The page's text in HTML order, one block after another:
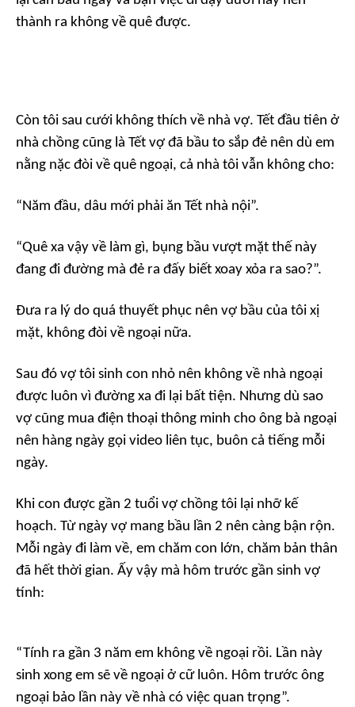
thành ra không về quê được.
Còn tôi sau cưới không thích về nhà vợ. Tết đầu tiên ở
nhà chồng cũng là Tết vợ đã bầu to sắp đẻ nên dù em
nằng nặc đòi về quê ngoại, cả nhà tôi vẫn không cho:
“Năm đầu, dâu mới phải ăn Tết nhà nội”.
“Quê xa vậy về làm gì, bụng bầu vượt mặt thế này
đang đi đường mà đẻ ra đấy biết xoay xỏa ra sao?”.
Đưa ra lý do quá thuyết phục nên vợ bầu của tôi xị
mặt, không đòi về ngoại nữa.
Sau đó vợ tôi sinh con nhỏ nên không về nhà ngoại
được luôn vì đường xa đi lại bất tiện. Nhưng dù sao
vợ cũng mua điện thoại thông minh cho ông bà ngoại
nên hàng ngày gọi video liên tục, buôn cả tiếng mỗi
ngày.
Khi con được gần 2 tuổi vợ chồng tôi lại nhỡ kế
hoạch. Từ ngày vợ mang bầu lần 2 nên càng bận rộn.
Mỗi ngày đi làm về, em chăm con lớn, chăm bản thân
đã hết thời gian. Ấy vậy mà hôm trước gần sinh vợ
tính:
“Tính ra gần 3 năm em không về ngoại rồi. Lần này
sinh xong em sẽ về ngoại ở cữ luôn. Hôm trước ông
ngoại bảo lần này về nhà có việc quan trọng”.